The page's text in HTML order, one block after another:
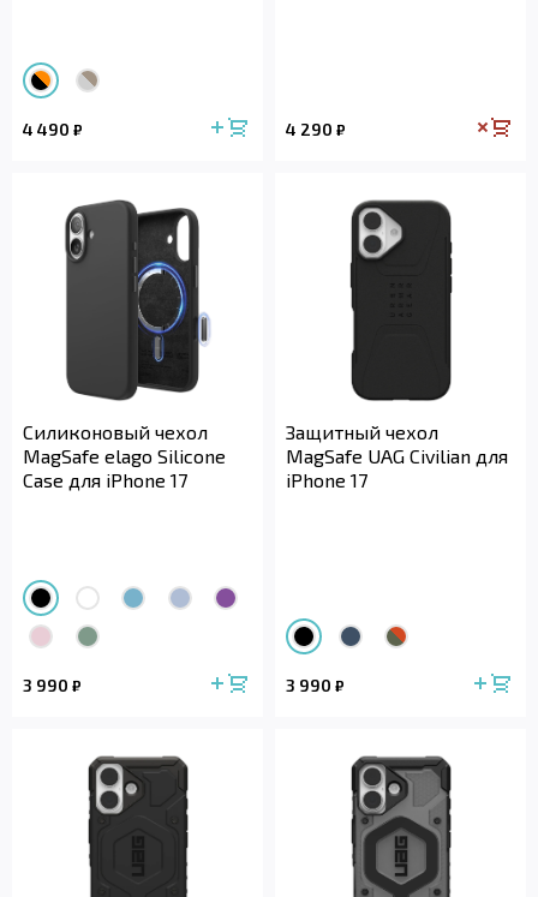
4 490 ₽ 4 290 ₽
Силиконовый чехол
MagSafe elago Silicone
Case для iPhone 17
3 990 ₽
Защитный чехол
MagSafe UAG Civilian для
iPhone 17
3 990 ₽